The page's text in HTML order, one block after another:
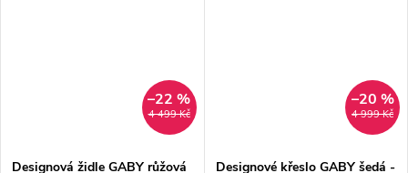
4 499 Kč
–22 %
Designová židle GABY růžová
4 999 Kč
–20 %
Designové křeslo GABY šedá -